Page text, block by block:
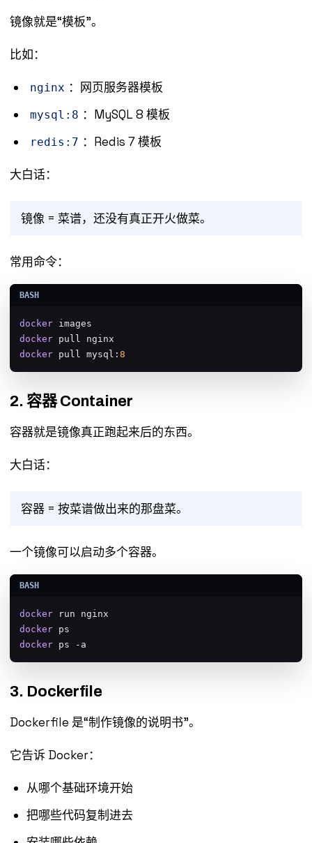
镜像就是“模板”。
比如：
nginx ：网页服务器模板
mysql:8 ：MySQL 8 模板
redis:7 ：Redis 7 模板
大白话：
镜像 = 菜谱，还没有真正开火做菜。
常用命令：
docker
docker
docker pull mysql: 8
2. 容器 Container
容器就是镜像真正跑起来后的东西。
大白话：
容器 = 按菜谱做出来的那盘菜。
一个镜像可以启动多个容器。
docker
docker
docker ps -a
3. Dockerfile
Dockerfile 是“制作镜像的说明书”。
它告诉 Docker：
从哪个基础环境开始
把哪些代码复制进去